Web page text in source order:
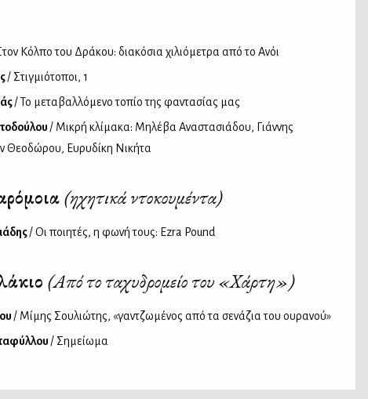
Κόλπο του Δράκου: διακόσια χιλιόμετρα από το Ανόι
/ Στιγμιότοποι, 1
/ Το μεταβαλλόμενο τοπίο της φαντασίας μας
/ Μικρή κλίμακα: Μηλέβα Αναστασιάδου, Γιάννης
Θεοδώρου, Ευρυδίκη Νικήτα
(ηχητικά ντοκουμέντα)
/ Οι ποιητές, η φωνή τους: Ezra Pound
(Από το ταχυδρομείο του «Χάρτη»)
/ Μίμης Σουλιώτης, «γαντζωμένος από τα σενάζια του ουρανού»
/ Σημείωμα